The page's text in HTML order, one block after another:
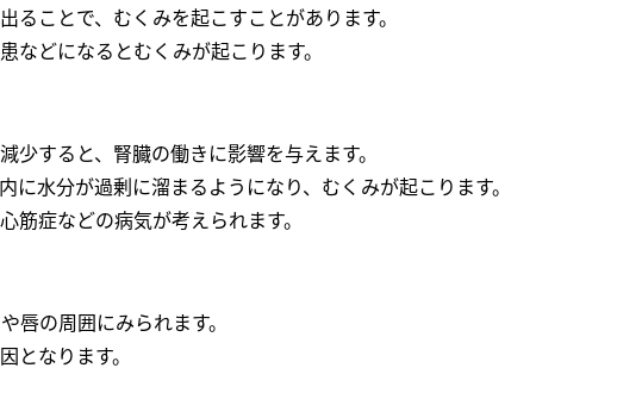
ることで、むくみを起こすことがあります。
などになるとむくみが起こります。
少すると、腎臓の働きに影響を与えます。
に水分が過剰に溜まるようになり、むくみが起こります。
筋症などの病気が考えられます。
唇の周囲にみられます。
となります。